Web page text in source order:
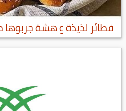
فطائر لذيذة و هشة